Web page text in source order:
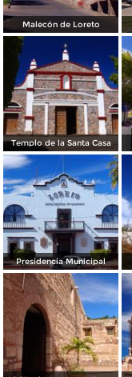
Malecón de Loreto
Templo de la Santa Casa
Presidencia Municipal